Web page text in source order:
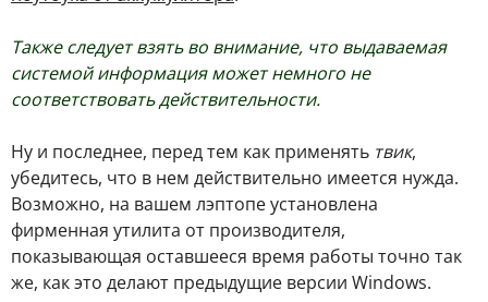
Также следует взять во внимание, что выдаваемая
системой информация может немного не
соответствовать действительности.
Ну и последнее, перед тем как применять твик,
убедитесь, что в нем действительно имеется нужда.
Возможно, на вашем лэптопе установлена
фирменная утилита от производителя,
показывающая оставшееся время работы точно так
же, как это делают предыдущие версии Windows.